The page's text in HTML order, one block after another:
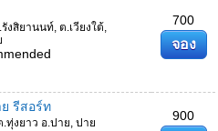
งสิยานนท์, ต.เวียงใต้,
700
จอง
รีสอร์ท
ทุ่งยาว อ.ปาย, ปาย 900